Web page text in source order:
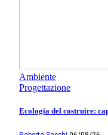
Ambiente
Progettazione
Ecologia del costruire: